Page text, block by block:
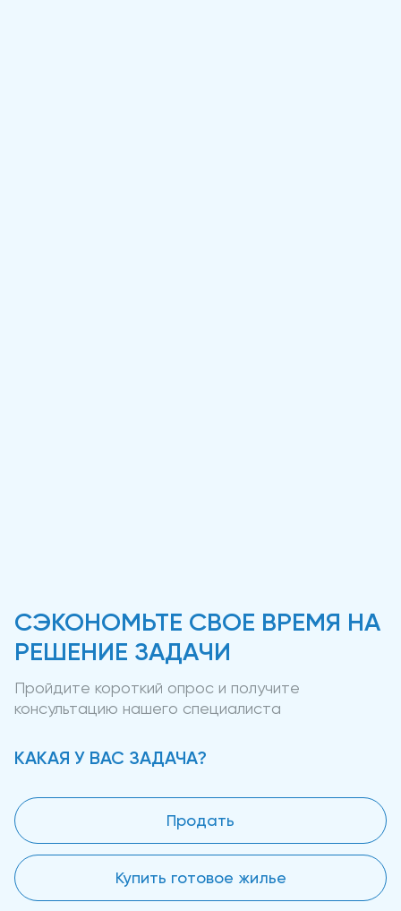
СЭКОНОМЬТЕ СВОЕ ВРЕМЯ НА
РЕШЕНИЕ ЗАДАЧИ
Пройдите короткий опрос и получите
консультацию нашего специалиста
КАКАЯ У ВАС ЗАДАЧА?
Продать
Купить готовое жилье